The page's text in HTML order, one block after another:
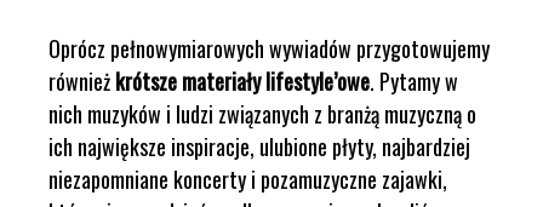
Oprócz pełnowymiarowych wywiadów przygotowujemy
równieżkrótsze materiały lifestyle’owe. Pytamy w
nich muzyków i ludzi związanych z branżą muzyczną o
ich największe inspiracje, ulubione płyty, najbardziej
niezapomniane koncerty i pozamuzyczne zajawki,